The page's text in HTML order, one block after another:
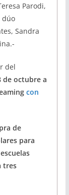
Parodi,
dúo
Sandra
del
de octubre a
con
de
para
tres